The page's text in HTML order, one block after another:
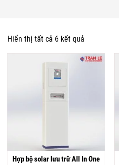
Hiển thị tất cả 6 kết quả
Hợp bộ solar lưu trữ All In One